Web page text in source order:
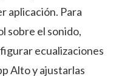
aplicación. Para
sobre el sonido,
ecualizaciones
Alto y ajustarlas